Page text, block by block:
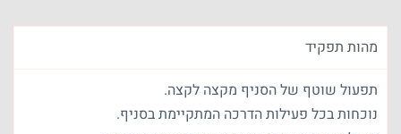
מהות תפקיד
תפעול שוטף של הסניף מקצה לקצה.
נוכחות בכל פעילות הדרכה המתקיימת בסניף.